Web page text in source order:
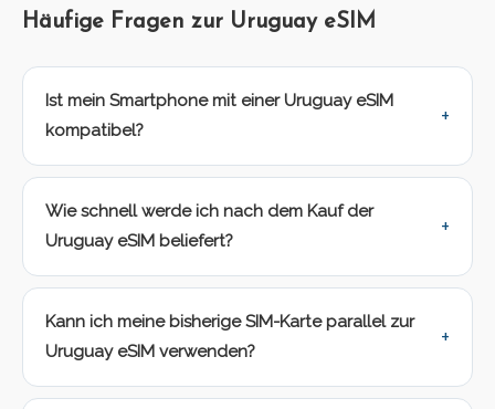
Häufige Fragen zur Uruguay eSIM
Ist mein Smartphone mit einer Uruguay eSIM
kompatibel?
Wie schnell werde ich nach dem Kauf der
Uruguay eSIM beliefert?
Kann ich meine bisherige SIM-Karte parallel zur
Uruguay eSIM verwenden?